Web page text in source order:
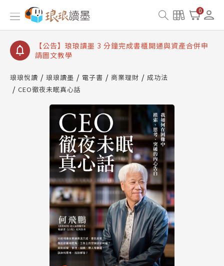
0
【公告】琅琅讀墨數位閱讀資產合併與書櫃開通申請
【公告】琅琅讀墨書櫃開通常見問題
【公告】琅琅讀墨 3 分鐘完成書櫃開通與資產合併申
請圖文教學
查詢
【公告】琅琅讀墨數位閱讀資產合併與書櫃開通申請
琅琅悅讀 琅琅讀墨 電子書 商業理財
成功法
CEO徹夜未眠真心話